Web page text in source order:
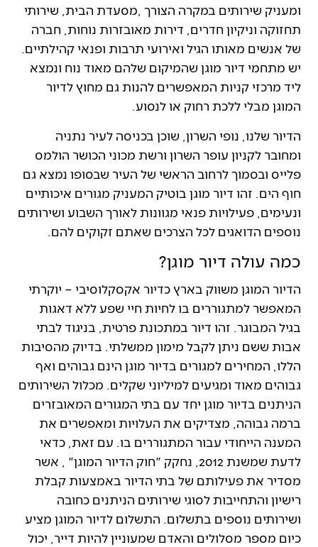
ומעניק שירותים במקרה הצורך ,מסעדת הבית, שירותי
תחזוקה וניקיון חדרים, דירות מאובזרות נוחות, חברה
של אנשים מאותו הגיל ואירועי תרבות ופנאי קהילתיים.
יש מתחמי דיור מוגן שהמיקום שלהם מאוד נוח ונמצא
ליד מרכזי קניות המאפשרים להנות גם מחוץ לדיור
המוגן מבלי ללכת רחוק או לנסוע.
הדיור שלנו, נופי השרון, שוכן בכניסה לעיר נתניה
ומחובר לקניון עופר השרון ורשת מכוני הכושר הולמס
פלייס ובסמוך לרחוב הראשי של העיר שבסופו נמצא גם
חוף הים. זהו דיור מוגן בוטיק המעניק מגורים איכותיים
ונעימים, פעילויות פנאי מגוונות לאורך השבוע ושירותים
נוספים הדואגים לכל הצרכים שאתם זקוקים להם.
כמה עולה דיור מוגן?
הדיור המוגן משווק בארץ כדיור אקסקלוסיבי – יוקרתי
המאפשר למתגוררים בו לחיות חיי שפע ללא דאגות
בגיל המבוגר. זהו דיור במתכונת פרטית, בניגוד לבתי
אבות ששם ניתן לקבל מימון ממשלתי. בדיוק מהסיבות
הללו, המחירים למגורים בדיור מוגן הינם גבוהים ואף
גבוהים מאוד ומגיעים למיליוני שקלים. מכלול השירותים
הניתנים בדיור מוגן יחד עם בתי המגורים המאובזרים
ברמה גבוהה, מצדיקים את העלויות ומאפשרים את
המענה הייחודי עבור המתגוררים בו. עם זאת, כדאי
לדעת שמשנת 2012, נחקק "חוק הדיור המוגן" , אשר
מסדיר את פעילותם של בתי הדיור באמצעות קבלת
רישיון והתחייבות לסוגי שירותים הניתנים כחובה
ושירותים נוספים בתשלום. התשלום לדיור המוגן מציע
כיום מספר מסלולים והאדם שמעוניין להיות דייר, יכול